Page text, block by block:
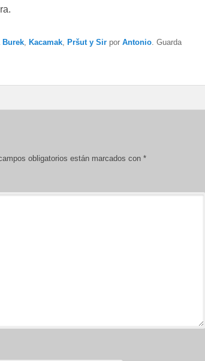
Burek Kacamak Pršut y Sir por Antonio . Guarda
campos obligatorios están marcados con *